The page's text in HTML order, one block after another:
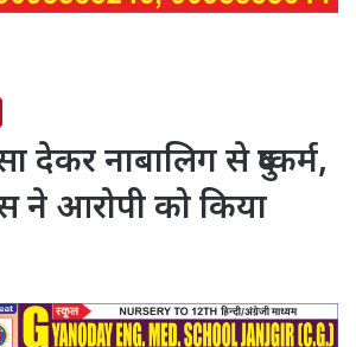
देकर नाबालिग से दुष्कर्म,
ने आरोपी को किया